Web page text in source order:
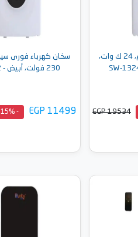
سخان كهرباء فورى سيم، 24 ك وات،
EGP 19534
230 فولت، أبيض - SW-1212
EGP 11499
- 15%
أضف إلى السلة